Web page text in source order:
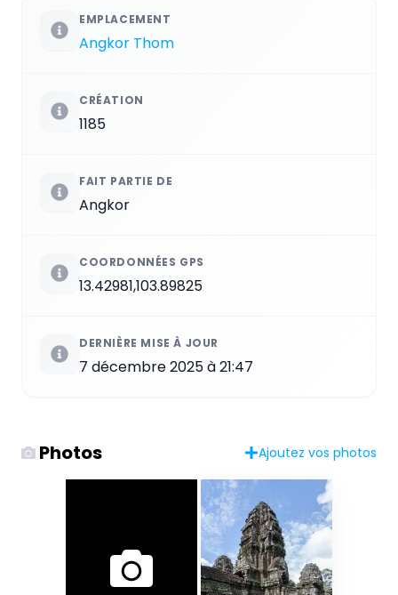
EMPLACEMENT
Angkor Thom
CRÉATION
1185
FAIT PARTIE DE
Angkor
COORDONNÉES GPS
13.42981,103.89825
DERNIÈRE MISE À JOUR
7 décembre 2025 à 21:47
Photos Ajoutez vos photos